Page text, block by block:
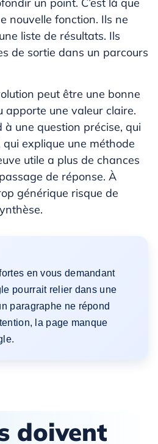
nouvelle fonction. Ils ne
liste de résultats. Ils
de sortie dans un parcours
peut être une bonne
apporte une valeur claire.
une question précise, qui
explique une méthode
utile a plus de chances
de réponse. À
générique risque de
en vous demandant
pourrait relier dans une
paragraphe ne répond
la page manque
doivent